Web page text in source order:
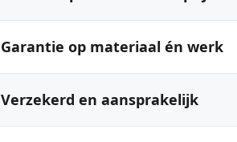
Garantie op materiaal én werk
Verzekerd en aansprakelijk